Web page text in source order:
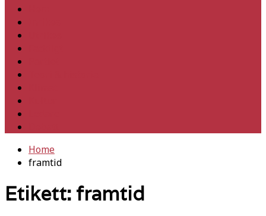
Home
framtid
Etikett: framtid